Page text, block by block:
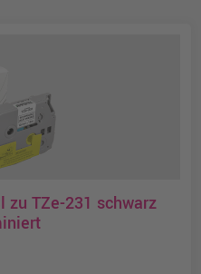
zu TZe-231 schwarz